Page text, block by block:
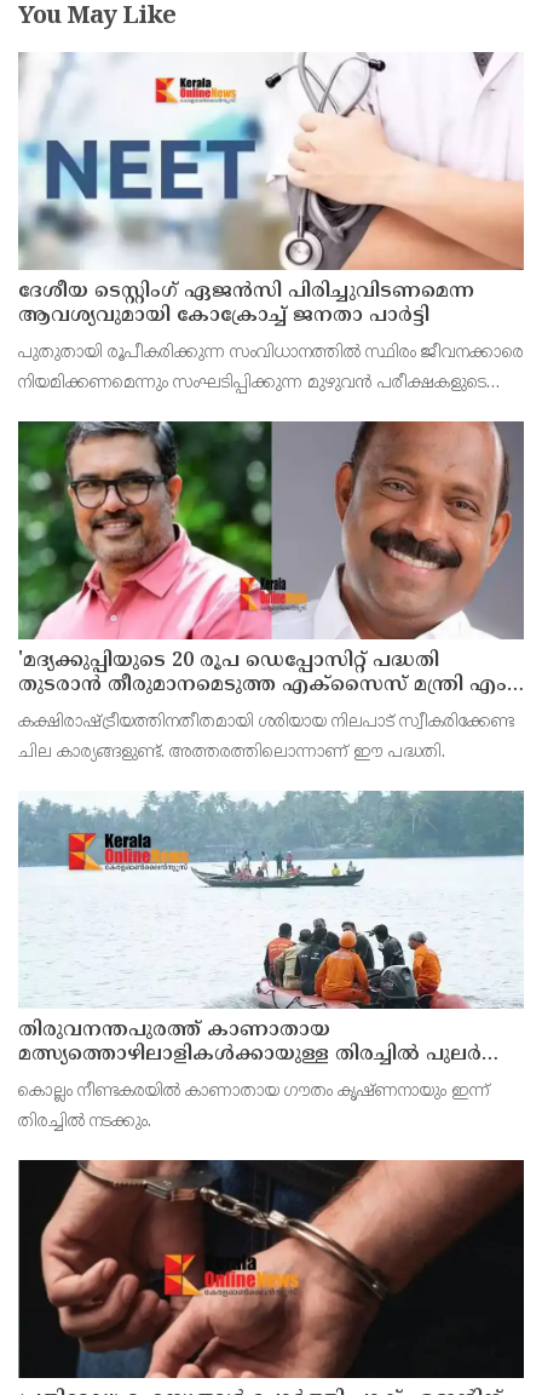
You May Like
ദേശീയ ടെസ്റ്റിംഗ് ഏജന്‍സി പിരിച്ചുവിടണമെന്ന
ആവശ്യവുമായി കോക്രോച്ച് ജനതാ പാര്‍ട്ടി
പുതുതായി രൂപീകരിക്കുന്ന സംവിധാനത്തില്‍ സ്ഥിരം ജീവനക്കാരെ
നിയമിക്കണമെന്നും സംഘടിപ്പിക്കുന്ന മുഴുവന്‍ പരീക്ഷകളുടെയും
അഷുതോഷ് റാങ്ക ആവശ്യപ്പെട്ടു.
'മദ്യക്കുപ്പിയുടെ 20 രൂപ ഡെപ്പോസിറ്റ് പദ്ധതി
തുടരാന്‍ തീരുമാനമെടുത്ത എക്സൈസ് മന്ത്രി എം
ലിജുവിന് നന്ദി'; അഭിനന്ദിച്ച് മുന്‍ മന്ത്രി എം ബി
രാജേഷ്
കക്ഷിരാഷ്ട്രീയത്തിനതീതമായി ശരിയായ നിലപാട് സ്വീകരിക്കേണ്ട
ചില കാര്യങ്ങളുണ്ട്. അത്തരത്തിലൊന്നാണ് ഈ പദ്ധതി.
തിരുവനന്തപുരത്ത് കാണാതായ
മത്സ്യത്തൊഴിലാളികള്‍ക്കായുള്ള തിരച്ചില്‍ പുലര്‍ച്ചെ
തുടങ്ങി
കൊല്ലം നീണ്ടകരയില്‍ കാണാതായ ഗൗതം കൃഷ്ണനായും ഇന്ന്
തിരച്ചില്‍ നടക്കും.